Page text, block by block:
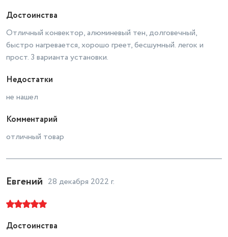
Достоинства
Отличный конвектор, алюминевый тен, долговечный,
быстро нагревается, хорошо греет, бесшумный. легок и
прост. 3 варианта установки.
Недостатки
не нашел
Комментарий
отличный товар
Евгений 28 декабря 2022 г.
Достоинства